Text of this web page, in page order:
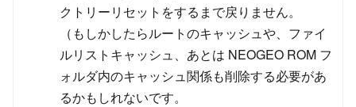
クトリーリセットをするまで戻りません。
（もしかしたらルートのキャッシュや、ファイ
ルリストキャッシュ、あとは NEOGEO ROM フ
ォルダ内のキャッシュ関係も削除する必要があ
るかもしれないです。